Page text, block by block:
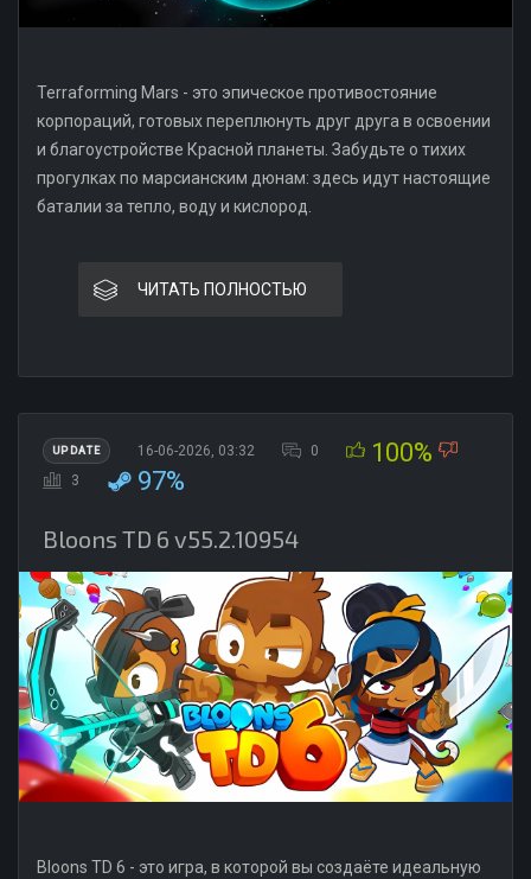
Terraforming Mars - это эпическое противостояние
корпораций, готовых переплюнуть друг друга в освоении
и благоустройстве Красной планеты. Забудьте о тихих
прогулках по марсианским дюнам: здесь идут настоящие
баталии за тепло, воду и кислород.
ЧИТАТЬ ПОЛНОСТЬЮ
UPDATE 16-06-2026, 03:32 0 100%
3 97%
Bloons TD 6 v55.2.10954
Bloons TD 6 - это игра, в которой вы создаёте идеальную